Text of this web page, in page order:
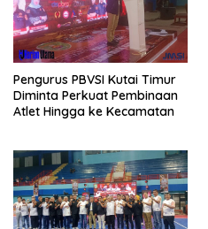
Pengurus PBVSI Kutai Timur
Diminta Perkuat Pembinaan
Atlet Hingga ke Kecamatan